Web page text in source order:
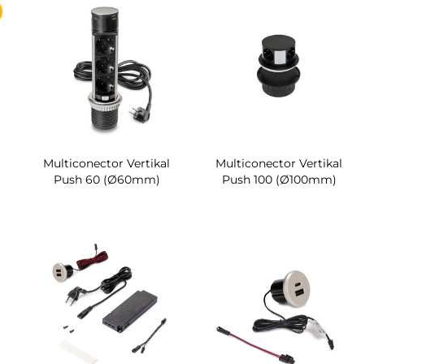
Multiconector Vertikal
Push 60 (Ø60mm)
Multiconector Vertikal
Push 100 (Ø100mm)